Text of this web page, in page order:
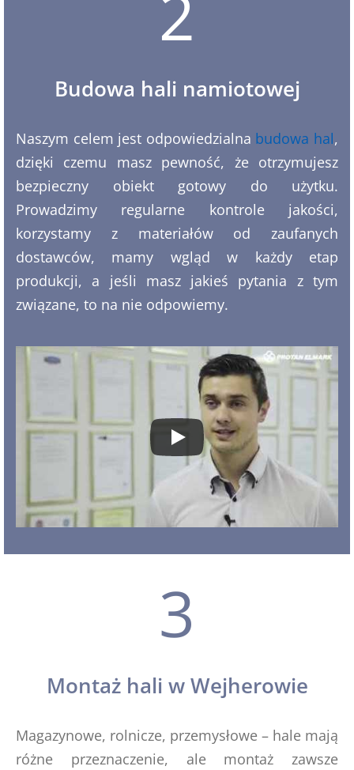
Budowa hali namiotowej
Naszym celem jest odpowiedzialna budowa hal,
dzięki czemu masz pewność, że otrzymujesz
bezpieczny obiekt gotowy do użytku.
Prowadzimy regularne kontrole jakości,
korzystamy z materiałów od zaufanych
dostawców, mamy wgląd w każdy etap
produkcji, a jeśli masz jakieś pytania z tym
związane, to na nie odpowiemy.
3
Montaż hali w Wejherowie
Magazynowe, rolnicze, przemysłowe – hale mają
różne przeznaczenie, ale montaż zawsze